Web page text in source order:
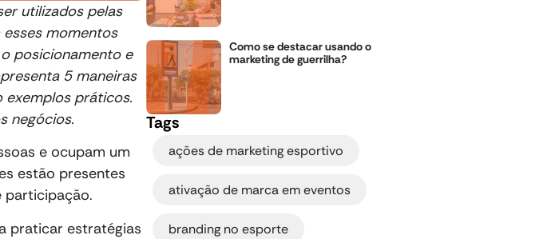
utilizados pelas
momentos
posicionamento e
5 maneiras
exemplos práticos.
negócios.
e ocupam um
estão presentes
participação.
praticar estratégias
Como se destacar usando o
marketing de guerrilha?
Tags
ações de marketing esportivo
ativação de marca em eventos
branding no esporte